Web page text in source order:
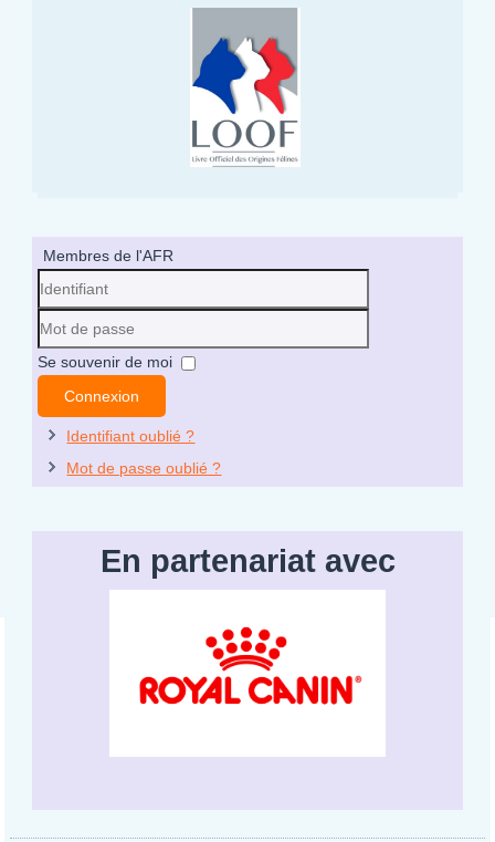
Membres de l'AFR
Identifiant
Mot
passe
Se souvenir de moi
Connexion
Identifiant oublié ?
Mot de passe oublié ?
En partenariat avec